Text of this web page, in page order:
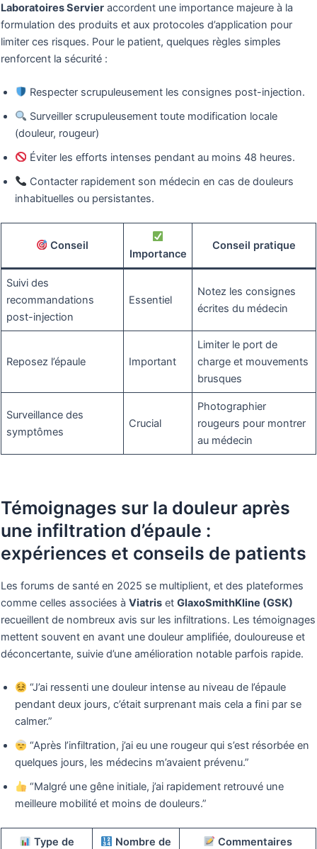
Laboratoires Servier accordent une importance majeure à la
formulation des produits et aux protocoles d’application pour
limiter ces risques. Pour le patient, quelques règles simples
renforcent la sécurité :
Respecter scrupuleusement les consignes post-injection.
Surveiller scrupuleusement toute modification locale
(douleur, rougeur)
Éviter les efforts intenses pendant au moins 48 heures.
Contacter rapidement son médecin en cas de douleurs
inhabituelles ou persistantes.
Conseil
Importance
Conseil pratique
Suivi des
recommandations
post-injection
Essentiel
Notez les consignes
écrites du médecin
Reposez l’épaule Important
Limiter le port de
charge et mouvements
brusques
Surveillance des
symptômes
Crucial
Photographier
rougeurs pour montrer
au médecin
Témoignages sur la douleur après
une infiltration d’épaule :
expériences et conseils de patients
Les forums de santé en 2025 se multiplient, et des plateformes
comme celles associées à Viatris et GlaxoSmithKline (GSK)
recueillent de nombreux avis sur les infiltrations. Les témoignages
mettent souvent en avant une douleur amplifiée, douloureuse et
déconcertante, suivie d’une amélioration notable parfois rapide.
“J’ai ressenti une douleur intense au niveau de l’épaule
pendant deux jours, c’était surprenant mais cela a fini par se
calmer.”
“Après l’infiltration, j’ai eu une rougeur qui s’est résorbée en
quelques jours, les médecins m’avaient prévenu.”
“Malgré une gêne initiale, j’ai rapidement retrouvé une
meilleure mobilité et moins de douleurs.”
Type de Nombre de Commentaires